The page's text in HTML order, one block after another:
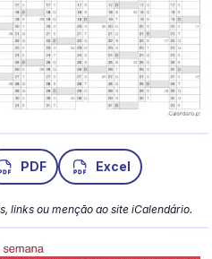
PDF Excel
links ou menção ao site iCalendário.